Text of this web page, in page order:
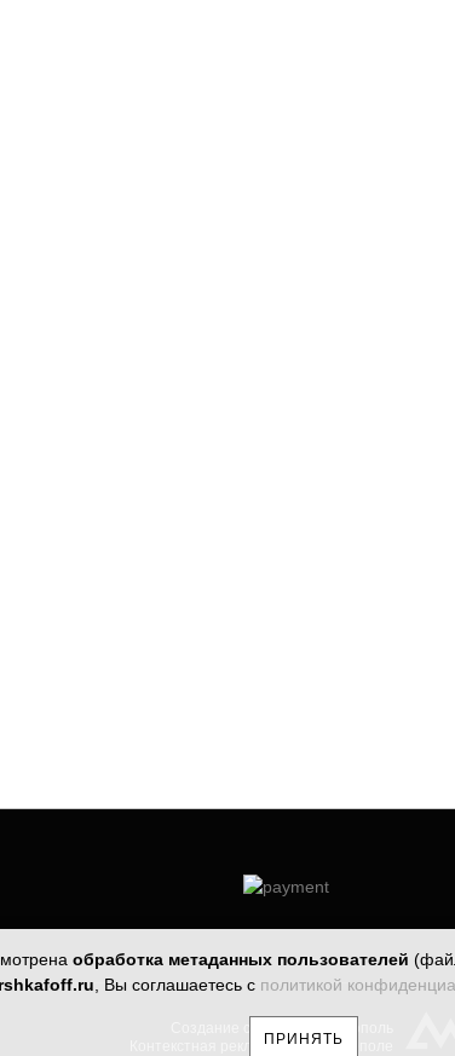
обработка метаданных пользователей
, Вы соглашаетесь с политикой
ПРИНЯТЬ
Контекстная реклама в Симферополе